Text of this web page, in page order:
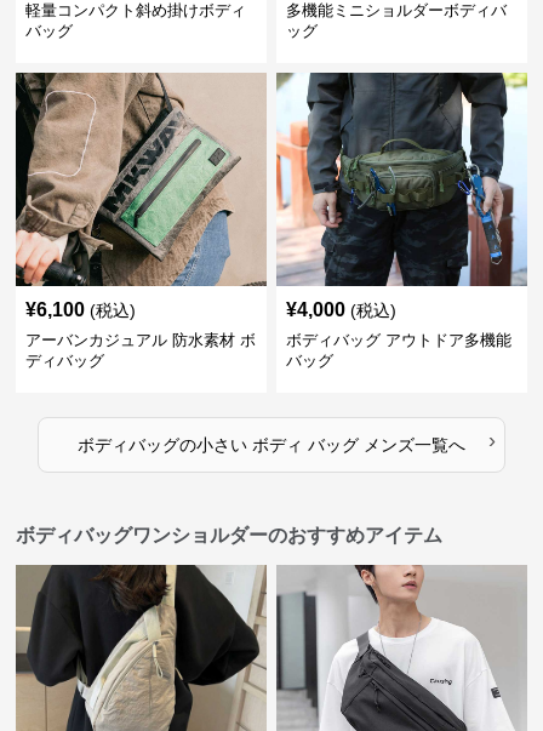
軽量コンパクト斜め掛けボディ
バッグ
多機能ミニショルダーボディバ
ッグ
¥6,100 (税込)
アーバンカジュアル 防水素材 ボ
ディバッグ
¥4,000 (税込)
ボディバッグ アウトドア多機能
バッグ
ボディバッグの小さい ボディ バッグ メンズ一覧へ ›
ボディバッグワンショルダーのおすすめアイテム